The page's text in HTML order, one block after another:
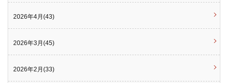
2026年4月(43)
2026年3月(45)
2026年2月(33)